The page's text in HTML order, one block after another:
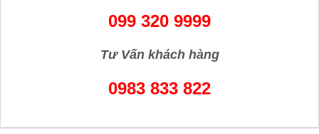
099 320 9999
Tư Vấn khách hàng
0983 833 822